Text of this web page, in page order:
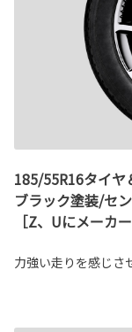
185/55R16タイ
ブラック塗装/セ
［Z、Uにメーカ
力強い走りを感じさ